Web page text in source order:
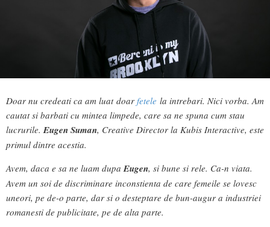
Doar nu credeati ca am luat doar fetele la intrebari. Nici vorba. Am
cautat si barbati cu mintea limpede, care sa ne spuna cum stau
lucrurile. Eugen Suman, Creative Director la Kubis Interactive, este
primul dintre acestia.
Avem, daca e sa ne luam dupa Eugen, si bune si rele. Ca-n viata.
Avem un soi de discriminare inconstienta de care femeile se lovesc
uneori, pe de-o parte, dar si o desteptare de bun-augur a industriei
romanesti de publicitate, pe de alta parte.